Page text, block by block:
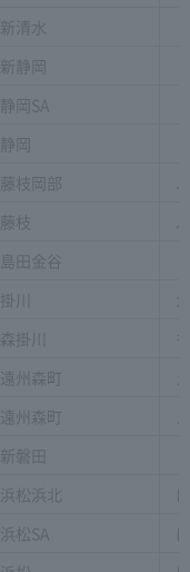
新清水
新静岡
静岡SA
静岡
藤枝岡部
藤枝
島田金谷
掛川
森掛川
遠州森町
遠州森町
新磐田
浜松浜北
浜松SA